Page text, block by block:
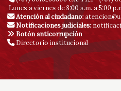
Lunes a viernes de 8:00 a.m. a 5:00
Atención al ciudadano:
Notificaciones judiciales:
Botón anticorrupción
Directorio institucional